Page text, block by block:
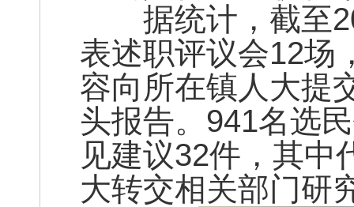
据统计，截至
表述职评议会12场
容向所在镇人大提
头报告。941名选
见建议32件，其中
大转交相关部门研